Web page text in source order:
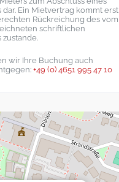
dar. Ein Mietvertrag kommt erst
Rückreichung des vom
schriftlichen
zustande.
wir Ihre Buchung auch
+49 (0) 4651 995 47 10